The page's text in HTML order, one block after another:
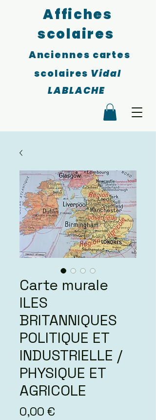
Affiches
scolaires
Anciennes cartes
scolaires Vidal
LABLACHE
Carte murale
ILES
BRITANNIQUES
POLITIQUE ET
INDUSTRIELLE /
PHYSIQUE ET
AGRICOLE
0,00 €